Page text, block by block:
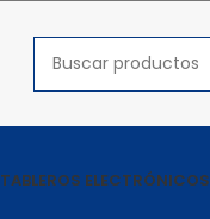
TABLEROS ELECTRÓNICOS